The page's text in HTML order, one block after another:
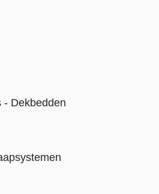
- Dekbedden